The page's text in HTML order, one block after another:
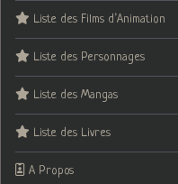
Liste des Films d’Animation
Liste des Personnages
Liste des Mangas
Liste des Livres
A Propos